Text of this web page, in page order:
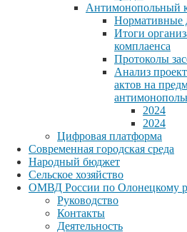
Антимонопольный
Нормативные
Итоги
комплаенса
Протоколы
Анализ
актов на
2024
2024
Цифровая платформа
Современная городская среда
Народный бюджет
Сельское хозяйство
ОМВД России по Олонецкому
Руководство
Контакты
Деятельность